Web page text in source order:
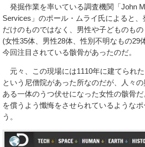
発掘作業を率いている調査機関「John
Services」のポール・ムライ氏によると
だけのものではなく、男性や子どものも
(女性35体、男性28体、性別不明なもの29
今回注目されている骸骨があったのだ。
元々、この現場には1110年に建てられた
という尼僧院があった所なのだが、人々
ある一体のうつ伏せになった女性の骸骨
を償うよう懺悔をさせられているような
う。